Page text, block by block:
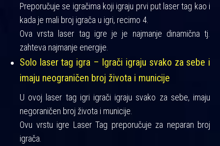
Preporučuje se igračima koji igraju prvi put laser tag kao i
kada je mali broj igrača u igri, recimo 4.
Ova vrsta laser tag igre je je najmanje dinamična tj.
zahteva najmanje energije.
Solo laser tag igra – Igrači igraju svako za sebe i
imaju neograničen broj života i municije
U ovoj laser tag igri igrači igraju svako za sebe, imaju
negoraničen broj života i municije.
Ovu vrstu igre Laser Tag preporučuje za neparan broj
igrača.